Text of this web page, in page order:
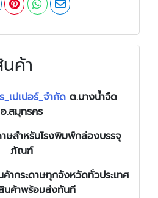
ค้า
เปเปอร์_จำกัดต.บางน้ำจืด
อ.สมุทรคร
าษสำหรับโรงพิมพ์กล่องบรรจุ
ภัณฑ์
ากระดาษทุกจังหวัดทั่วประเทศ
นค้าพร้อมส่งทันที